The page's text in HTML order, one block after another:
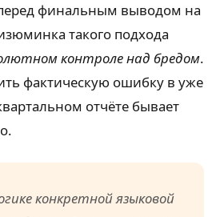
финальным выводом на
такого подхода
контроле над бредом.
фактическую ошибку в уже
отчёте бывает
конкретной языковой